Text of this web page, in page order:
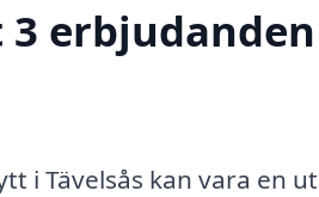
3
i Tävelsås kan vara en